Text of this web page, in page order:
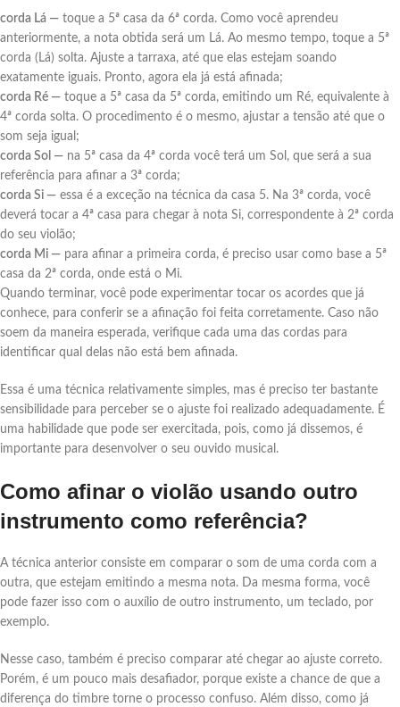
corda Lá — toque a 5ª casa da 6ª corda. Como você aprendeu
anteriormente, a nota obtida será um Lá. Ao mesmo tempo, toque a 5ª
corda (Lá) solta. Ajuste a tarraxa, até que elas estejam soando
exatamente iguais. Pronto, agora ela já está afinada;
corda Ré — toque a 5ª casa da 5ª corda, emitindo um Ré, equivalente à
4ª corda solta. O procedimento é o mesmo, ajustar a tensão até que o
som seja igual;
corda Sol — na 5ª casa da 4ª corda você terá um Sol, que será a sua
referência para afinar a 3ª corda;
corda Si — essa é a exceção na técnica da casa 5. Na 3ª corda, você
deverá tocar a 4ª casa para chegar à nota Si, correspondente à 2ª corda
do seu violão;
corda Mi — para afinar a primeira corda, é preciso usar como base a 5ª
casa da 2ª corda, onde está o Mi.
Quando terminar, você pode experimentar tocar os acordes que já
conhece, para conferir se a afinação foi feita corretamente. Caso não
soem da maneira esperada, verifique cada uma das cordas para
identificar qual delas não está bem afinada.
Essa é uma técnica relativamente simples, mas é preciso ter bastante
sensibilidade para perceber se o ajuste foi realizado adequadamente. É
uma habilidade que pode ser exercitada, pois, como já dissemos, é
importante para desenvolver o seu ouvido musical.
Como afinar o violão usando outro
instrumento como referência?
A técnica anterior consiste em comparar o som de uma corda com a
outra, que estejam emitindo a mesma nota. Da mesma forma, você
pode fazer isso com o auxílio de outro instrumento, um teclado, por
exemplo.
Nesse caso, também é preciso comparar até chegar ao ajuste correto.
Porém, é um pouco mais desafiador, porque existe a chance de que a
diferença do timbre torne o processo confuso. Além disso, como já